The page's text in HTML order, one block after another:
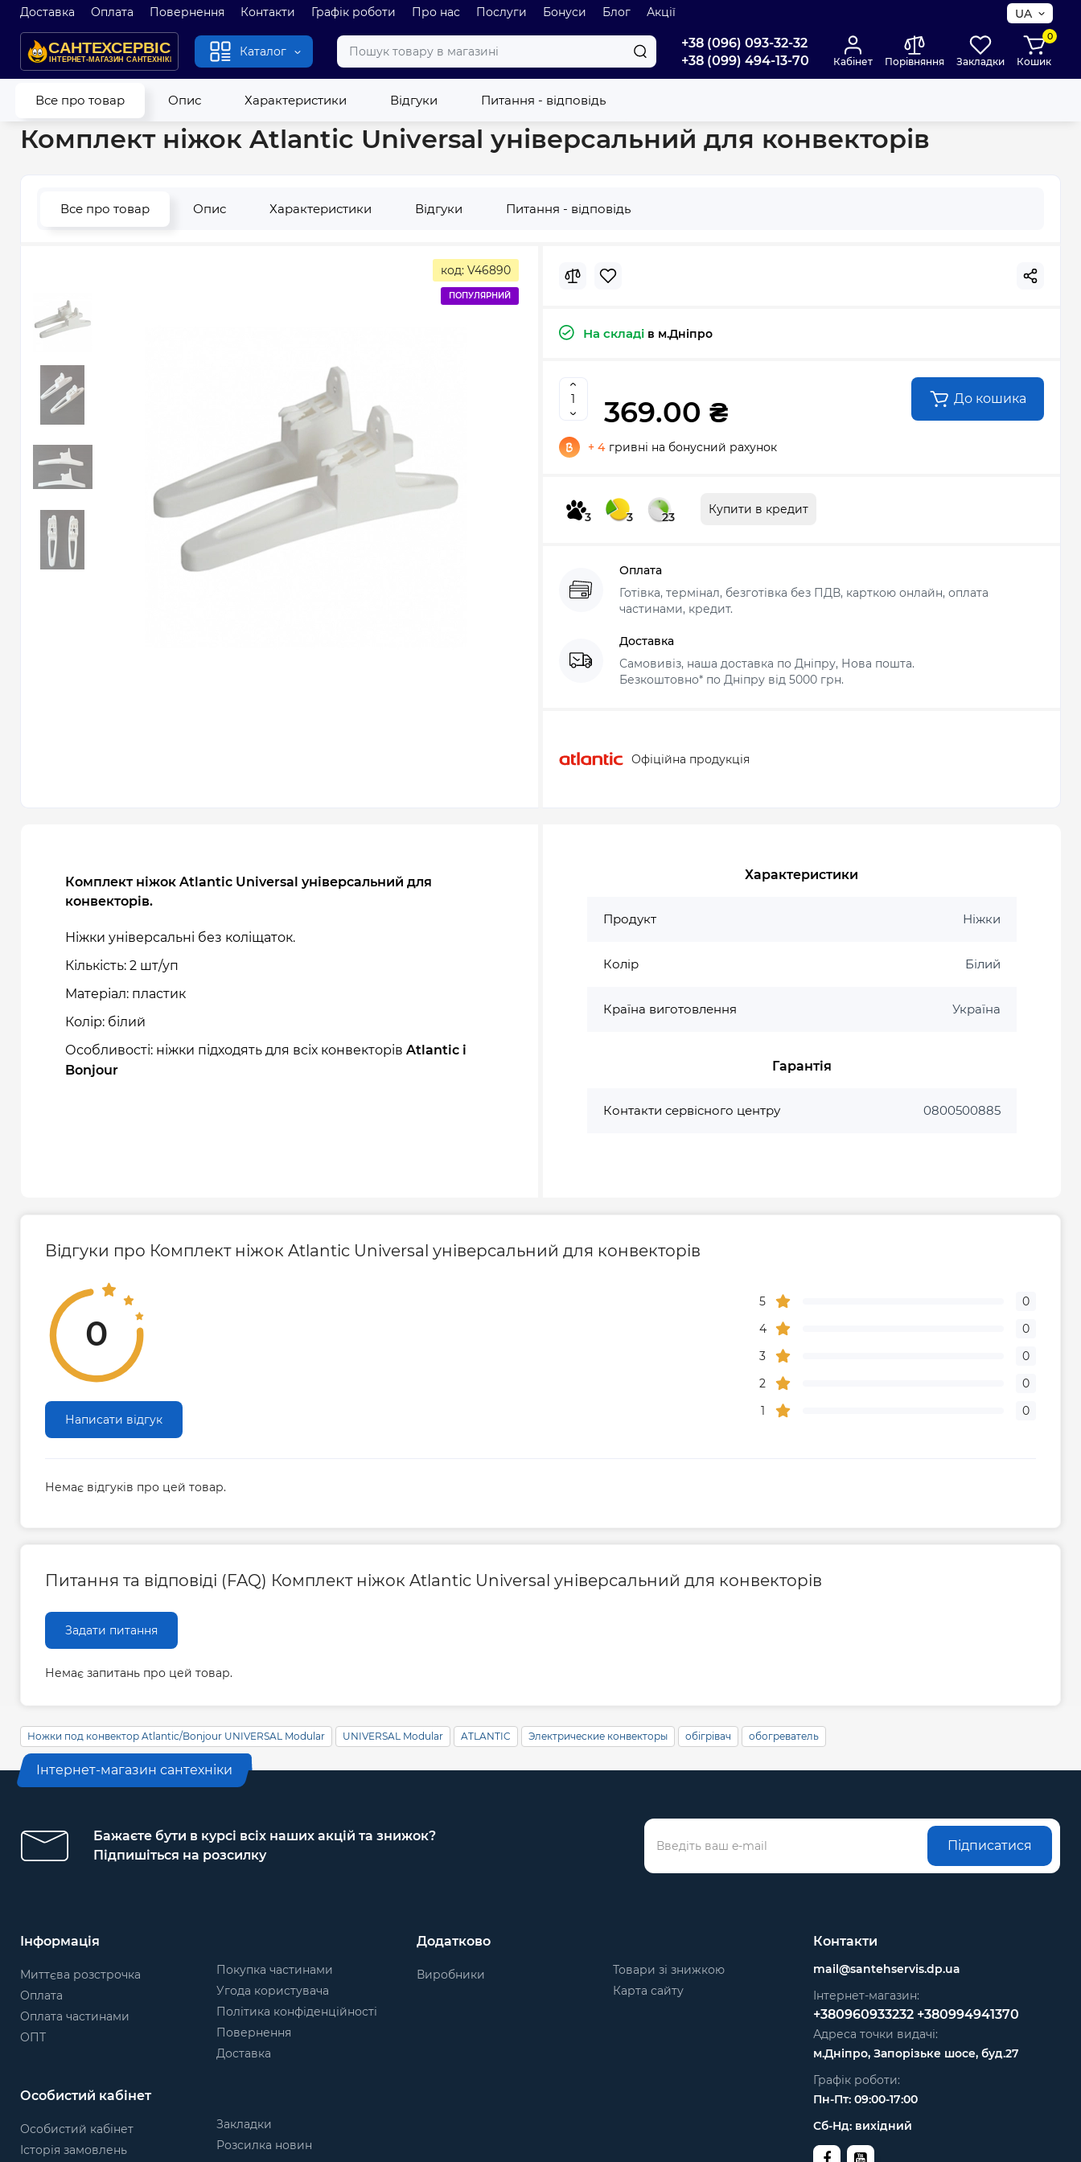
Доставка Оплата Повернення Контакти Графік роботи Про нас Послуги Бонуси Блог Акції UA
Каталог
+38 (096) 093-32-32
+38 (099) 494-13-70
Кабінет Порівняння Закладки
0
Кошик
Все про товар Опис Характеристики Відгуки Питання - відповідь
Головна Обігрівачі Ніжки для обігрівачів Комплект ніжок Atlantic Universal універсальний для конвекторів
Комплект ніжок Atlantic Universal універсальний для конвекторів
Все про товар Опис Характеристики Відгуки Питання - відповідь
код: V46890
ПОПУЛЯРНИЙ
На складі в м.Дніпро
369.00 ₴ До кошика
+ 4 гривні на бонусний рахунок
3 3 23
Купити в кредит
Оплата
Готівка, термінал, безготівка без ПДВ, карткою онлайн, оплата
частинами, кредит.
Доставка
Самовивіз, наша доставка по Дніпру, Нова пошта.
Безкоштовно* по Дніпру від 5000 грн.
Офіційна продукція
Комплект ніжок Atlantic Universal універсальний для
конвекторів.
Ніжки універсальні без коліщаток.
Кількість: 2 шт/уп
Матеріал: пластик
Колір: білий
Особливості: ніжки підходять для всіх конвекторів Atlantic і
Bonjour
Характеристики
Продукт Ніжки
Колір Білий
Країна виготовлення Україна
Гарантія
Контакти сервісного центру 0800500885
Відгуки про Комплект ніжок Atlantic Universal універсальний для конвекторів
0
Написати відгук
5
0
4
0
3
0
2
0
1
0
Немає відгуків про цей товар.
Питання та відповіді (FAQ) Комплект ніжок Atlantic Universal універсальний для конвекторів
Задати питання
Немає запитань про цей товар.
Ножки под конвектор Atlantic/Bonjour UNIVERSAL Modular UNIVERSAL Modular ATLANTIC Электрические конвекторы обігрівач обогреватель
Інтернет-магазин сантехніки
Бажаєте бути в курсі всіх наших акцій та знижок?
Підпишіться на розсилку
Підписатися
Інформація
Миттєва розстрочка
Оплата
Оплата частинами
ОПТ
Покупка частинами
Угода користувача
Політика конфіденційності
Повернення
Доставка
Додатково
Виробники
Товари зі знижкою
Карта сайту
Особистий кабінет
Особистий кабінет
Історія замовлень
Закладки
Розсилка новин
Контакти
mail@santehservis.dp.ua
Інтернет-магазин:
+380960933232 +380994941370
Адреса точки видачі:
м.Дніпро, Запорізьке шосе, буд.27
Графік роботи:
Пн-Пт: 09:00-17:00
Сб-Нд: вихідний